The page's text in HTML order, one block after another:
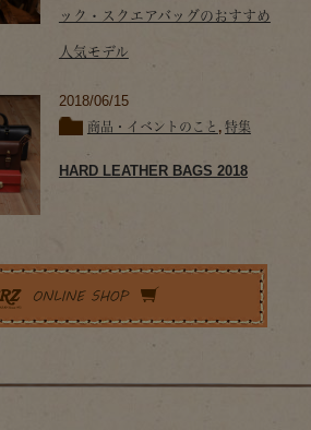
ック・スクエアバッグのおすすめ
人気モデル
2018/06/15
商品・イベントのこと , 特集
HARD LEATHER BAGS 2018